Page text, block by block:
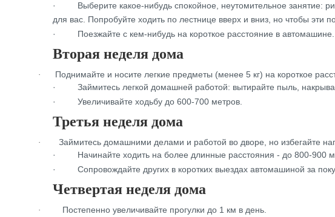
· Выберите какое-нибудь спокойное, неутомительное занятие:
для вас. Попробуйте ходить по лестнице вверх и вниз, но чтобы эти
· Поезжайте с кем-нибудь на короткое расстояние в автомашине.
Вторая неделя дома
·
Поднимайте и носите легкие предметы (менее 5 кг) на короткое
· Займитесь легкой домашней работой: вытирайте пыль,
· Увеличивайте ходьбу до 600-700 метров.
Третья неделя дома
·
Займитесь домашними делами и работой вo дворе, но избегайте
· Начинайте ходить на более длинные расстояния - до 800-900
· Сопровождайте других в коротких выездах автомашиной за
Четвертая неделя дома
·
Постепенно увеличивайте прогулки до 1 км в день.